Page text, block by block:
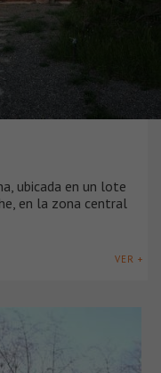
ubicada en un lote
en la zona central
VER +